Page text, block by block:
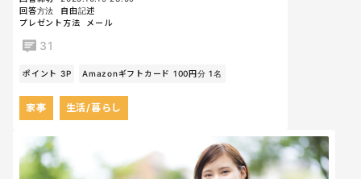
回答方法
自由記述
プレゼント方法
メール
31
ポイント 3P Amazonギフトカード 100円分 1名
家事 生活/暮らし